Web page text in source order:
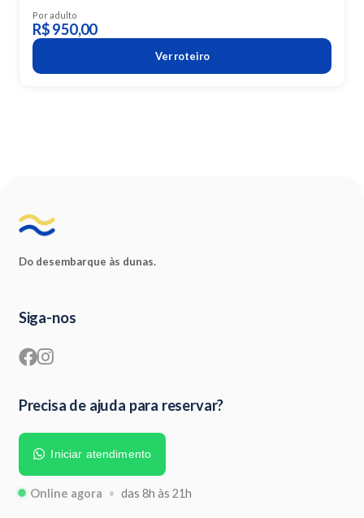
Por adulto
R$ 950,00
Ver roteiro
Do desembarque às dunas.
Siga-nos
Precisa de ajuda para reservar?
Iniciar atendimento
Online agora • das 8h às 21h